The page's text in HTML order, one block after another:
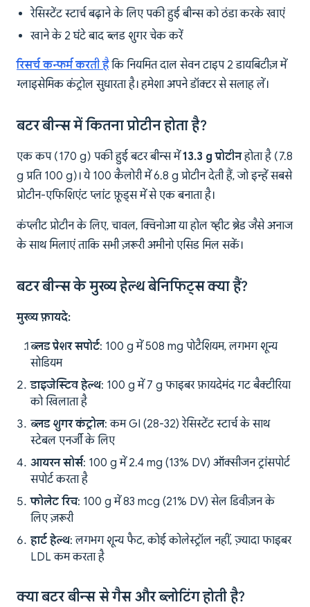
रेसिस्टेंट स्टार्च बढ़ाने के लिए पकी हुई बीन्स को ठंडा करके खाएं
खाने के 2 घंटे बाद ब्लड शुगर चेक करें
रिसर्च कन्फर्म करती हैकि नियमित दाल सेवन टाइप 2 डायबिटीज़ में
ग्लाइसेमिक कंट्रोल सुधारता है। हमेशा अपने डॉक्टर से सलाह लें।
बटर बीन्स में कितना प्रोटीन होता है?
एक कप (170 g) पकी हुई बटर बीन्स में13.3 g प्रोटीनहोता है (7.8
g प्रति 100 g)। ये 100 कैलोरी में 6.8 g प्रोटीन देती हैं, जो इन्हें सबसे
प्रोटीन-एफिशिएंट प्लांट फ़ूड्स में से एक बनाता है।
कंप्लीट प्रोटीन के लिए, चावल, क्विनोआ या होल व्हीट ब्रेड जैसे अनाज
के साथ मिलाएं ताकि सभी ज़रूरी अमीनो एसिड मिल सकें।
बटर बीन्स के मुख्य हेल्थ बेनिफिट्स क्या हैं?
मुख्य फ़ायदे:
ब्लड प्रेशर सपोर्ट: 100 g में 508 mg पोटैशियम, लगभग शून्य
सोडियम
डाइजेस्टिव हेल्थ: 100 g में 7 g फाइबर फ़ायदेमंद गट बैक्टीरिया
को खिलाता है
ब्लड शुगर कंट्रोल: कम GI (28-32) रेसिस्टेंट स्टार्च के साथ
स्टेबल एनर्जी के लिए
आयरन सोर्स: 100 g में 2.4 mg (13% DV) ऑक्सीजन ट्रांसपोर्ट
सपोर्ट करता है
फोलेट रिच: 100 g में 83 mcg (21% DV) सेल डिवीज़न के
लिए ज़रूरी
हार्ट हेल्थ: लगभग शून्य फैट, कोई कोलेस्ट्रॉल नहीं, ज़्यादा फाइबर
LDL कम करता है
क्या बटर बीन्स से गैस और ब्लोटिंग होती है?